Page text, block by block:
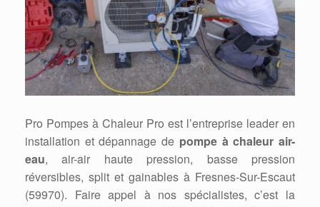
Pro Pompes à Chaleur Pro est l’entreprise leader en
installation et dépannage de pompe à chaleur air-
eau, air-air haute pression, basse pression
réversibles, split et gainables à Fresnes-Sur-Escaut
(59970). Faire appel à nos spécialistes, c’est la